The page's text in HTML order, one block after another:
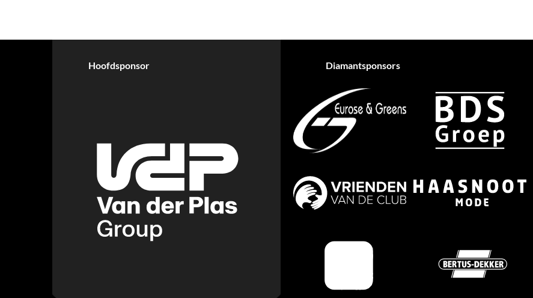
#alv
#apresski
#assistent
#assistentscheidrechter
#AVG
#baasvanhetdorp
Hoofdsponsor Diamantsponsors